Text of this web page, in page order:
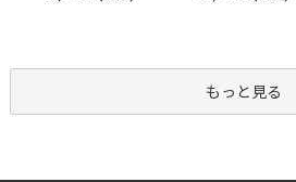
もっと見る